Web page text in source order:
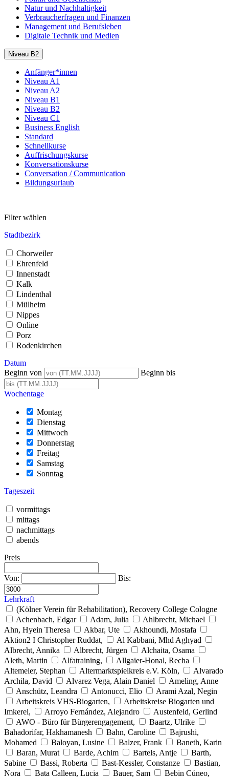
Natur und Nachhaltigkeit
Verbraucherfragen und Finanzen
Management und Berufsleben
Digitale Technik und Medien
Niveau B2
Anfänger*innen
Niveau A1
Niveau A2
Niveau B1
Niveau B2
Niveau C1
Business English
Standard
Schnellkurse
Auffrischungskurse
Konversationskurse
Conversation / Communication
Bildungsurlaub
Filter wählen
Stadtbezirk
Chorweiler
Ehrenfeld
Innenstadt
Kalk
Lindenthal
Mülheim
Nippes
Online
Porz
Rodenkirchen
Datum
Beginn von
Beginn bis
Wochentage
Montag
Dienstag
Mittwoch
Donnerstag
Freitag
Samstag
Sonntag
Tageszeit
vormittags
mittags
nachmittags
abends
Preis
Von: Bis:
Lehrkraft
(Kölner Verein für Rehabilitation), Recovery College Cologne
Achenbach, Edgar
Adam, Julia
Ahlbrecht, Michael
Ahn, Hyein Theresa
Akbar, Ute
Akhoundi, Mostafa
Aktion2 I Christopher Ruddat,
Al Kabbani, Mhd Aghyad
Albrecht, Annika
Albrecht, Jürgen
Alchaita, Osama
Aleth, Martin
Alfatraining,
Allgaier-Honal, Recha
Altemeier, Stephan
Altermarktspielkreis e.V. Köln,
Alvarado
Archila, David
Alvarez Vega, Alain Daniel
Ameling, Anne
Anschütz, Leandra
Antonucci, Elio
Arami Azal, Negin
Arbeitskreis VHS-Biogarten,
Arbeitskreise Biogarten und
Imkerei,
Arroyo Fernández, Alejandro
Austenfeld, Gerlind
AWO - Büro für Bürgerengagement,
Baartz, Ulrike
Bahadorifar, Hakhamanesh
Bahn, Caroline
Bajrushi,
Mohamed
Baloyan, Lusine Balzer, Frank
Baneth, Karin
Baran, Murat
Barde, Achim Bartels, Antje
Barth,
Sabine
Bassi, Roberta Bast-Kessler, Constanze
Bastian,
Nora
Bata Calleen, Lucia Bauer, Sam
Bebin Cúneo,